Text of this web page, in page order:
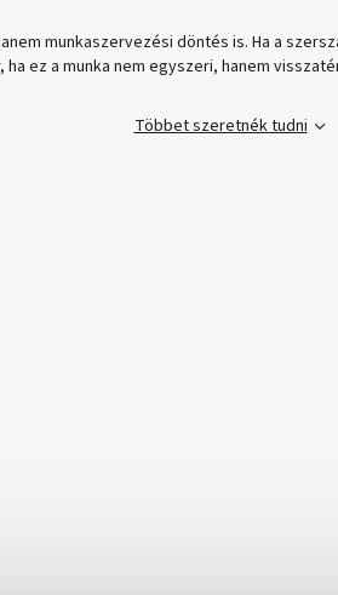
munkaszervezési döntés is. Ha a
ez a munka nem egyszeri, hanem
Többet szeretnék tudni